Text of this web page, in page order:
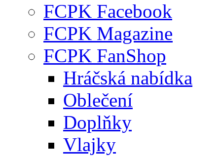
FCPK Facebook
FCPK Magazine
FCPK FanShop
Hráčská nabídka
Oblečení
Doplňky
Vlajky